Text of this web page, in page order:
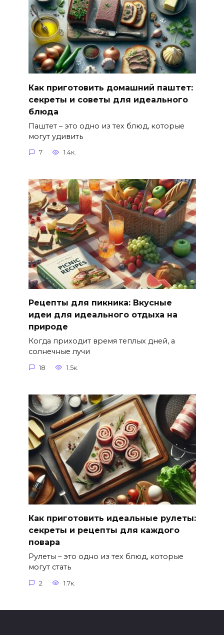
Как приготовить домашний паштет:
секреты и советы для идеального
блюда
Паштет – это одно из тех блюд, которые
могут удивить
7 1.4к.
Рецепты для пикника: Вкусные
идеи для идеального отдыха на
природе
Когда приходит время теплых дней, а
солнечные лучи
18 1.5к.
Как приготовить идеальные рулеты:
секреты и рецепты для каждого
повара
Рулеты – это одно из тех блюд, которые
могут стать
2 1.7к.